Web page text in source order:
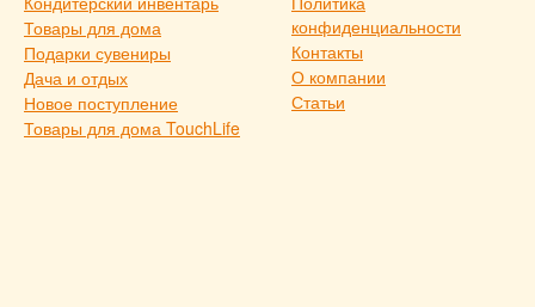
Товары для дома
Подарки сувениры
Дача и отдых
Новое поступление
Товары для дома TouchLife
конфиденциальности
Контакты
О компании
Статьи